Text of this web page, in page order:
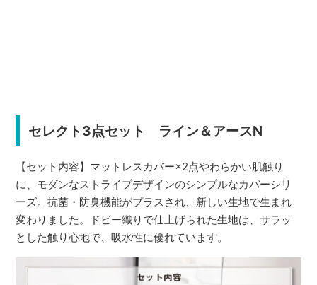
セレクト3点セット ライン＆アースN
【セット内容】マットレスカバー×2点やわらかい肌触り
に、モダンなストライプデザインのシンプルなカバーシリ
ーズ。抗菌・防臭機能がプラスされ、新しい生地で生まれ
変わりました。ドビー織りで仕上げられた生地は、サラッ
とした触り心地で、吸水性に優れています。